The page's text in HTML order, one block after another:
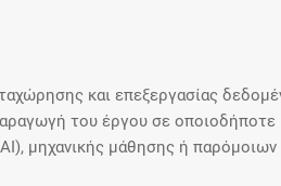
και επεξεργασίας
του έργου σε οποιοδήποτε
μηχανικής μάθησης ή